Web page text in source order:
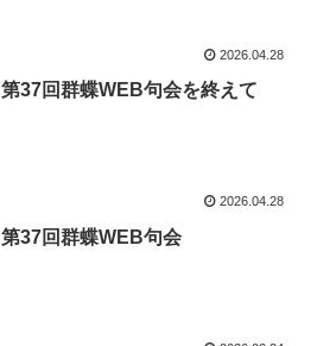
2026.04.28
第37回群蝶WEB句会を終えて
2026.04.28
第37回群蝶WEB句会